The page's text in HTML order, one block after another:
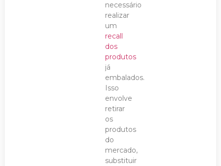
necessário
realizar
um
recall
dos
produtos
já
embalados.
Isso
envolve
retirar
os
produtos
do
mercado,
substituir